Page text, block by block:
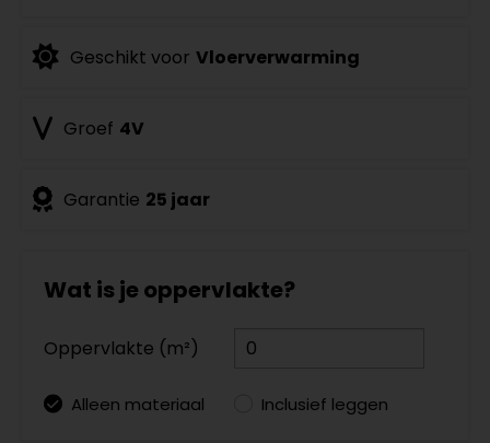
Geschikt voor Vloerverwarming
Groef 4V
Garantie 25 jaar
Wat is je oppervlakte?
Oppervlakte (m²)
Alleen materiaal Inclusief leggen